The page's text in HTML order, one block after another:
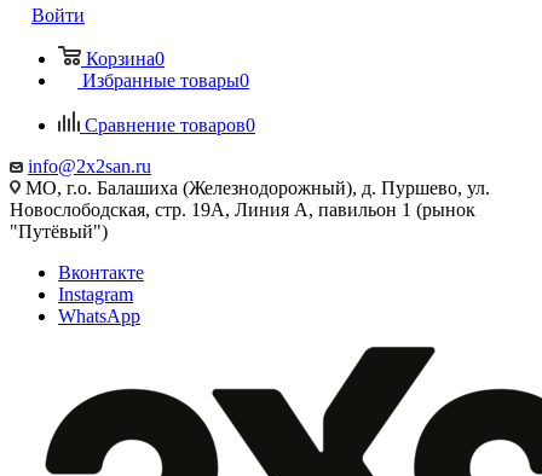
Войти
Корзина0
Избранные товары0
Сравнение товаров0
info@2x2san.ru
МО, г.о. Балашиха (Железнодорожный), д. Пуршево, ул.
Новослободская, стр. 19А, Линия А, павильон 1 (рынок
"Путёвый")
Вконтакте
Instagram
WhatsApp